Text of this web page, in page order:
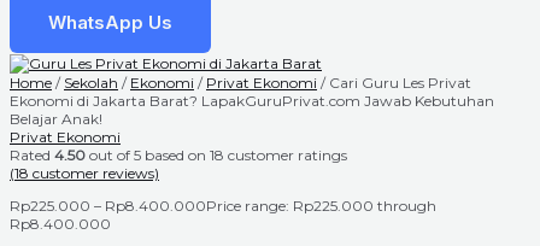
WhatsApp Us
Home / Sekolah / Ekonomi / Privat Ekonomi / Cari Guru Les Privat
Ekonomi di Jakarta Barat? LapakGuruPrivat.com Jawab Kebutuhan
Belajar Anak!
Privat Ekonomi
Rated 4.50 out of 5 based on 18 customer ratings
(18 customer reviews)
Rp225.000 – Rp8.400.000Price range: Rp225.000 through
Rp8.400.000